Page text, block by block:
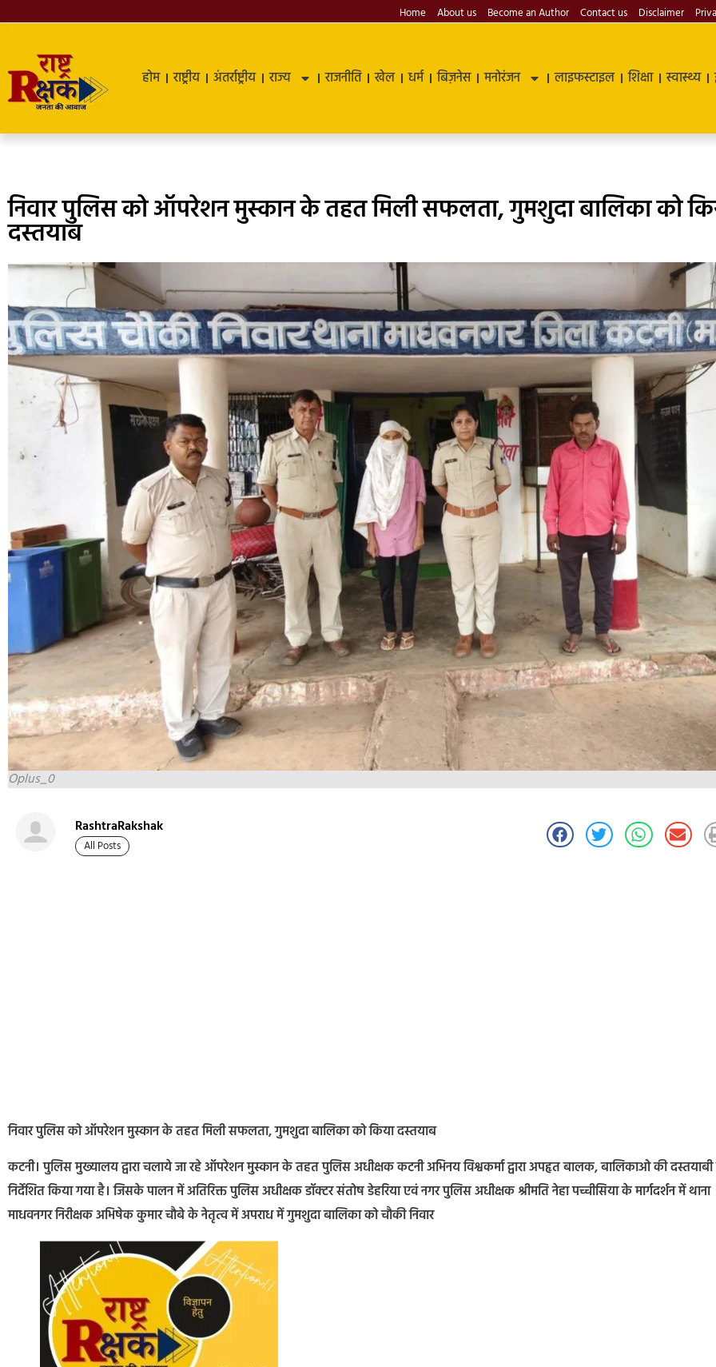
Home About us Become an Author Contact us Disclaimer
होम राष्ट्रीय अंतर्राष्ट्रीय राज्य राजनीति खेल धर्म बिज़नेस मनोरंजन लाइफस्टाइल शिक्षा स्वास्थ्य
निवार पुलिस को ऑपरेशन मुस्कान के तहत मिली सफलता, गुमशुदा बालिका को
दस्तयाब
Oplus_0
RashtraRakshak
All Posts
निवार पुलिस को ऑपरेशन मुस्कान के तहत मिली सफलता, गुमशुदा बालिका को किया दस्तयाब
कटनी। पुलिस मुख्यालय द्वारा चलाये जा रहे ऑपरेशन मुस्कान के तहत पुलिस अधीक्षक कटनी अभिनय विश्वकर्मा द्वारा अपहृत बालक, बालिकाओ की
निर्देशित किया गया है। जिसके पालन में अतिरिक्त पुलिस अधीक्षक डॉक्टर संतोष डेहरिया एवं नगर पुलिस अधीक्षक श्रीमति नेहा पच्चीसिया के मार्गदर्शन में थाना
माधवनगर निरीक्षक अभिषेक कुमार चौबे के नेतृत्व में अपराध में गुमशुदा बालिका को चौकी निवार